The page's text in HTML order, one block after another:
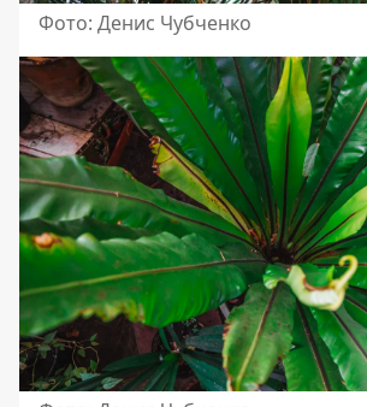
Фото: Денис Чубченко